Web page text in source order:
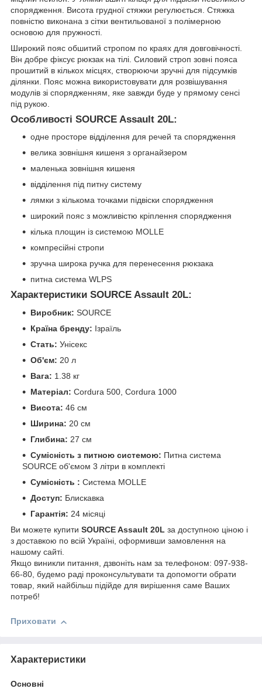
спорядження. Висота грудної стяжки регулюється. Стяжка
повністю виконана з сітки вентильованої з полімерною
основою для пружності.
Широкий пояс обшитий стропом по краях для довговічності.
Він добре фіксує рюкзак на тілі. Силовий строп зовні пояса
прошитий в кількох місцях, створюючи зручні для підсумків
ділянки. Пояс можна використовувати для розвішування
модулів зі спорядженням, яке завжди буде у прямому сенсі
під рукою.
Особливості SOURCE Assault 20L:
одне просторе відділення для речей та спорядження
велика зовнішня кишеня з органайзером
маленька зовнішня кишеня
відділення під питну систему
лямки з кількома точками підвіски спорядження
широкий пояс з можливістю кріплення спорядження
кілька площин із системою MOLLE
компресійні стропи
зручна широка ручка для перенесення рюкзака
питна система WLPS
Характеристики SOURCE Assault 20L:
Виробник: SOURCE
Країна бренду: Ізраїль
Стать: Унісекс
Об'єм: 20 л
Вага: 1.38 кг
Матеріал: Cordura 500, Cordura 1000
Висота: 46 см
Ширина: 20 см
Глибина: 27 см
Сумісність з питною системою: Питна система
SOURCE об'ємом 3 літри в комплекті
Сумісність : Система MOLLE
Доступ: Блискавка
Гарантія: 24 місяці
Ви можете купити SOURCE Assault 20L за доступною ціною і
з доставкою по всій Україні, оформивши замовлення на
нашому сайті.
Якщо виникли питання, дзвоніть нам за телефоном: 097-938-
66-80, будемо раді проконсультувати та допомогти обрати
товар, який найбільш підійде для вирішення саме Ваших
потреб!
Приховати
Характеристики
Основні